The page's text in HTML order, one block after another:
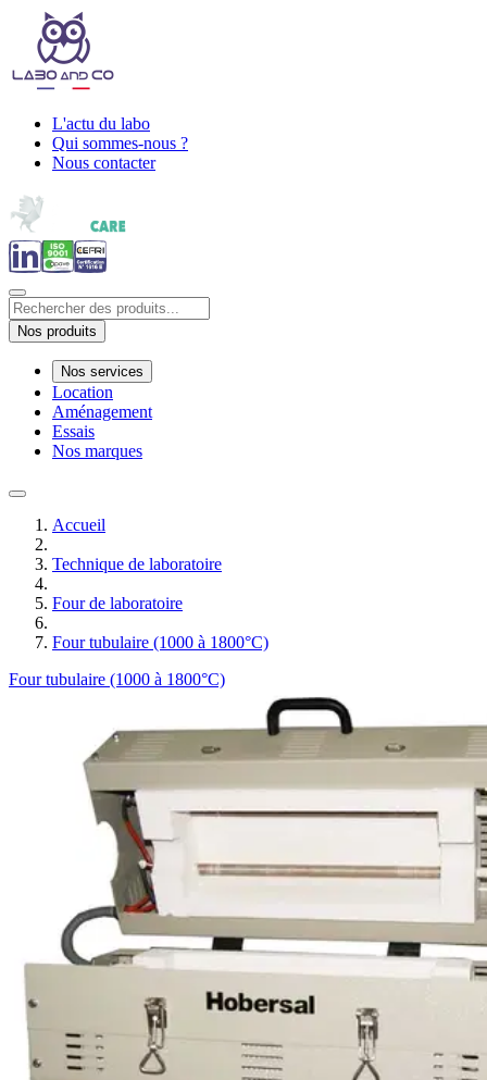
L'actu du labo
Qui sommes-nous ?
Nous contacter
Nos produits
Nos services
Location
Aménagement
Essais
Nos marques
Accueil
Technique de laboratoire
Four de laboratoire
Four tubulaire (1000 à 1800°C)
Four tubulaire (1000 à 1800°C)